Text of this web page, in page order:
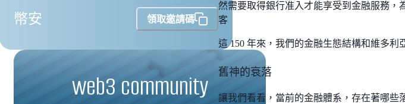
幣安 領取邀請碼
web3 community
然需要取得銀行准入才能享受到金融服務，
客
這 150 年來，我們的金融生態結構和維多利
舊神的衰落
讓我們看看，當前的金融體系，存在著哪些